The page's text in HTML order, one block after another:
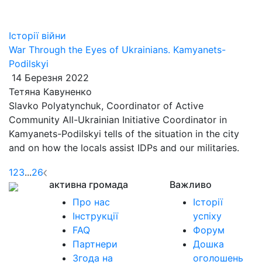
Історії війни
War Through the Eyes of Ukrainians. Kamyanets-
Podilskyi
14 Березня 2022
Тетяна Кавуненко
Slavko Polyatynchuk, Coordinator of Active
Community All-Ukrainian Initiative Coordinator in
Kamyanets-Podilskyi tells of the situation in the city
and on how the locals assist IDPs and our militaries.
123...26
активна громада
Про нас
Інструкції
FAQ
Партнери
Згода на
Важливо
Історії
успіху
Форум
Дошка
оголошень